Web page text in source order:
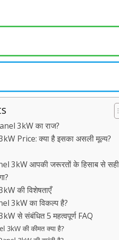
3kW का राज?
Price: क्या है इसका असली मूल्य?
3kW आपकी जरूरतों के हिसाब से
की विशेषताएँ
3kW का विकल्प है?
से संबंधित 5 महत्वपूर्ण FAQ
3kW की कीमत क्या है?